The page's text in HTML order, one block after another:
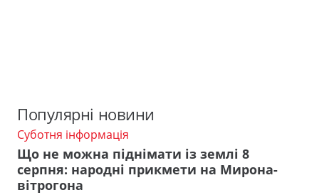
Популярні новини
Суботня інформація
Що не можна піднімати із землі 8
серпня: народні прикмети на Мирона-
вітрогона